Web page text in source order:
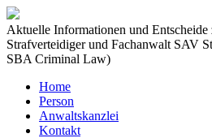
Aktuelle Informationen und
Strafverteidiger und Fachanwalt SAV
SBA Criminal Law)
Home
Person
Anwaltskanzlei
Kontakt